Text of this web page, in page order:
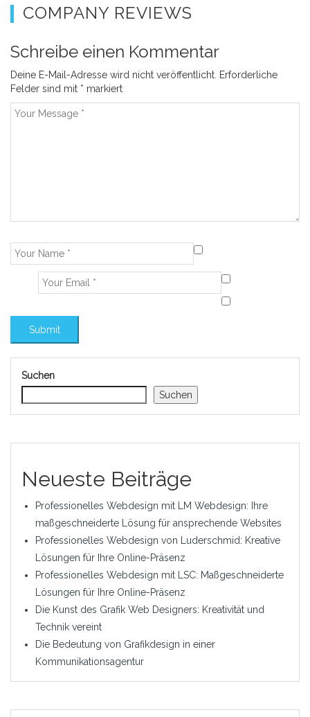
COMPANY REVIEWS
Schreibe einen Kommentar
Deine E-Mail-Adresse wird nicht veröffentlicht. Erforderliche
Felder sind mit * markiert
Suchen
Suchen
Neueste Beiträge
Professionelles Webdesign mit LM Webdesign: Ihre
maßgeschneiderte Lösung für ansprechende Websites
Professionelles Webdesign von Luderschmid: Kreative
Lösungen für Ihre Online-Präsenz
Professionelles Webdesign mit LSC: Maßgeschneiderte
Lösungen für Ihre Online-Präsenz
Die Kunst des Grafik Web Designers: Kreativität und
Technik vereint
Die Bedeutung von Grafikdesign in einer
Kommunikationsagentur